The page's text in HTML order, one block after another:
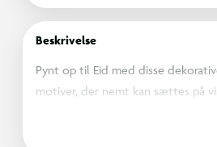
Beskrivelse
Pynt op til Eid med disse
motiver, der nemt kan sættes på